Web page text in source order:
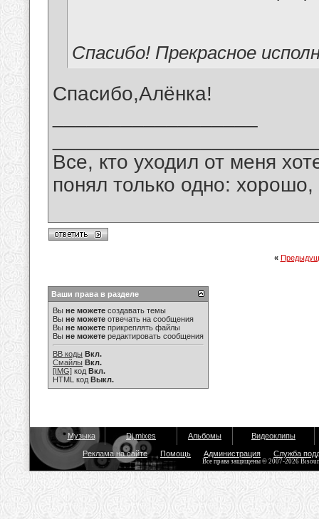
Спасибо! Прекрасное
Спасибо,Алёнка!
Все, кто уходил от меня
понял только одно:
«
Ваши права в разделе
Вы не можете создавать темы
Вы не можете отвечать на сообщения
Вы не можете прикреплять файлы
Вы не можете редактировать сообщения
BB коды Вкл.
Смайлы Вкл.
[IMG] код Вкл.
HTML код Выкл.
Музыка Dj mixes Альбомы Видеоклипы
Реклама на сайте Помощь Администрация Служба
Все права защищены © 2007-2026